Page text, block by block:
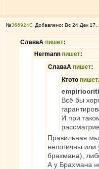
№366924 Добавлено: Вс 24 Дек 17,
СлаваА пишет:
Hermann пишет:
СлаваА пишет:
Ктото пишет:
Всё бы
И при
Правильная
нелогичны
брахмана),
А у Брахмана